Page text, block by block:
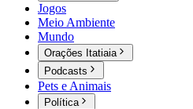
Jogos
Meio Ambiente
Mundo
Orações Itatiaia
Podcasts
Pets e Animais
Política